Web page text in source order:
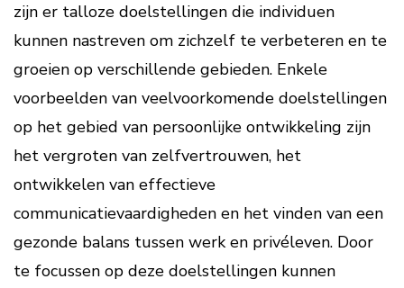
zijn er talloze doelstellingen die individuen
kunnen nastreven om zichzelf te verbeteren en te
groeien op verschillende gebieden. Enkele
voorbeelden van veelvoorkomende doelstellingen
op het gebied van persoonlijke ontwikkeling zijn
het vergroten van zelfvertrouwen, het
ontwikkelen van effectieve
communicatievaardigheden en het vinden van een
gezonde balans tussen werk en privéleven. Door
te focussen op deze doelstellingen kunnen